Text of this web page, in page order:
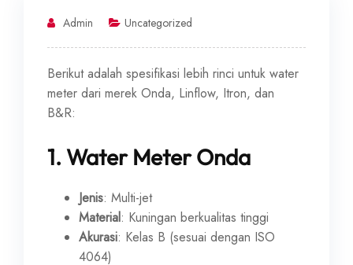
Admin Uncategorized
Berikut adalah spesifikasi lebih rinci untuk water
meter dari merek Onda, Linflow, Itron, dan
B&R:
1. Water Meter Onda
Jenis: Multi-jet
Material: Kuningan berkualitas tinggi
Akurasi: Kelas B (sesuai dengan ISO
4064)